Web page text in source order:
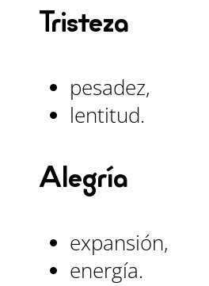
Tristeza
pesadez,
lentitud.
Alegría
expansión,
energía.